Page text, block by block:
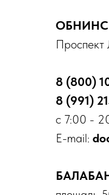
Проспект
8 (800)
8 (991)
с 7:00 -
E-mail: